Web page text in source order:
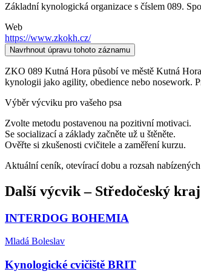
Základní kynologická organizace s číslem 089.
Web
https://www.zkokh.cz/
Navrhnout úpravu tohoto záznamu
ZKO 089 Kutná Hora působí ve městě Kutná
kynologii jako agility, obedience nebo nosework.
Výběr výcviku pro vašeho psa
Zvolte metodu postavenou na pozitivní motivaci.
Se socializací a základy začněte už u štěněte.
Ověřte si zkušenosti cvičitele a zaměření kurzu.
Aktuální ceník, otevírací dobu a rozsah
Další výcvik– Středočeský kraj
INTERDOG BOHEMIA
Mladá Boleslav
Kynologické cvičiště BRIT